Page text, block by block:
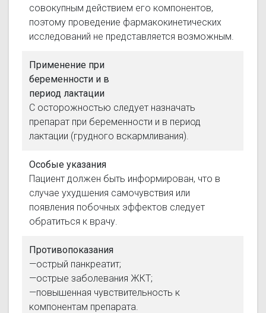
совокупным действием его компонентов,
поэтому проведение фармакокинетических
исследований не представляется возможным.
Применение при
беременности и в
период лактации
С осторожностью следует назначать
препарат при беременности и в период
лактации (грудного вскармливания).
Особые указания
Пациент должен быть информирован, что в
случае ухудшения самочувствия или
появления побочных эффектов следует
обратиться к врачу.
Противопоказания
—острый панкреатит;
—острые заболевания ЖКТ;
—повышенная чувствительность к
компонентам препарата.